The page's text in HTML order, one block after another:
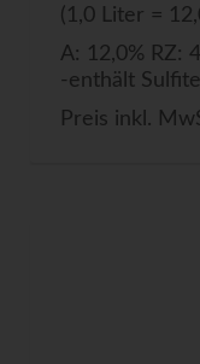
(1,0 Liter =
A: 12,0% RZ:
-enthält
Preis inkl.